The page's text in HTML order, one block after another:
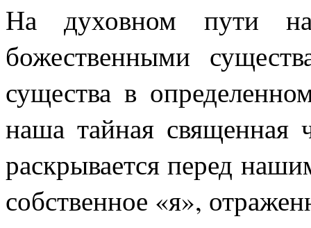
На духовном пути
божественными
существа в
наша тайная священная
раскрывается перед
собственное «я»,